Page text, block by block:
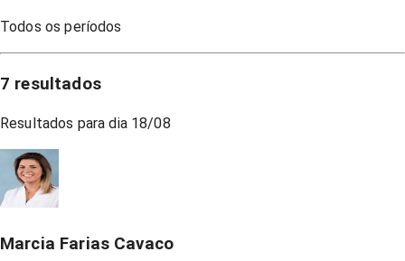
Todos os períodos
7 resultados
Resultados para dia 18/08
Marcia Farias Cavaco